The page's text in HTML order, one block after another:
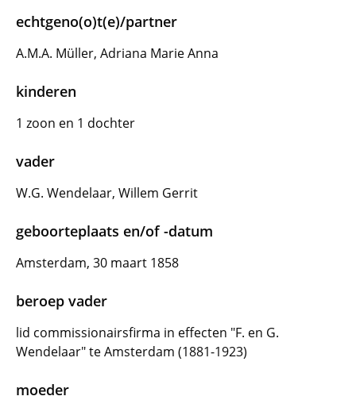
echtgeno(o)t(e)/partner
A.M.A. Müller, Adriana Marie Anna
kinderen
1 zoon en 1 dochter
vader
W.G. Wendelaar, Willem Gerrit
geboorteplaats en/of -datum
Amsterdam, 30 maart 1858
beroep vader
lid commissionairsfirma in effecten "F. en G.
Wendelaar" te Amsterdam (1881-1923)
moeder